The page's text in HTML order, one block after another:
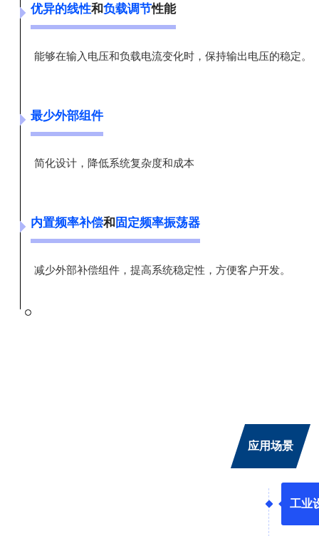
优异的线性和负载调节性能
能够在输入电压和负载电流变化时，保持输出电压的稳定。
最少外部组件
简化设计，降低系统复杂度和成本
内置频率补偿和 固定频率振荡器
减少外部补偿组件，提高系统稳定性，方便客户开发。
应用场景
工业